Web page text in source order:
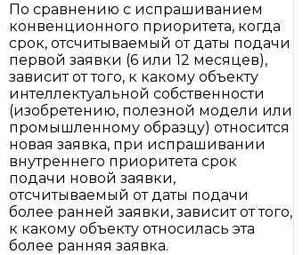
По сравнению с испрашиванием
конвенционного приоритета, когда
срок, отсчитываемый от даты подачи
первой заявки (6 или 12 месяцев),
зависит от того, к какому объекту
интеллектуальной собственности
(изобретению, полезной модели или
промышленному образцу) относится
новая заявка, при испрашивании
внутреннего приоритета срок
подачи новой заявки,
отсчитываемый от даты подачи
более ранней заявки, зависит от того,
к какому объекту относилась эта
более ранняя заявка.